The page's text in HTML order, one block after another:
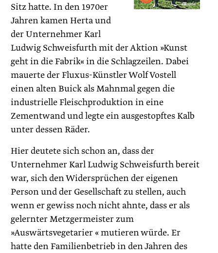
Sitz hatte. In den 1970er
Jahren kamen Herta und
der Unternehmer Karl
Ludwig Schweisfurth mit der Aktion »Kunst
geht in die Fabrik« in die Schlagzeilen. Dabei
mauerte der Fluxus-Künstler Wolf Vostell
einen alten Buick als Mahnmal gegen die
industrielle Fleischproduktion in eine
Zementwand und legte ein ausgestopftes Kalb
unter dessen Räder.
Hier deutete sich schon an, dass der
Unternehmer Karl Ludwig Schweisfurth bereit
war, sich den Widersprüchen der eigenen
Person und der Gesellschaft zu stellen, auch
wenn er gewiss noch nicht ahnte, dass er als
gelernter Metzgermeister zum
»Auswärtsvegetarier « mutieren würde. Er
hatte den Familienbetrieb in den Jahren des